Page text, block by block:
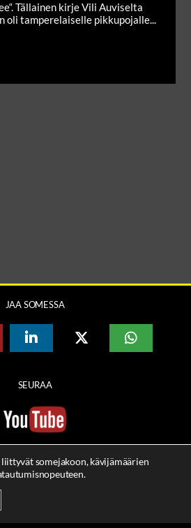
Tällainen kirje Vili Auviselta
oli tamperelaiselle pikkupojalle...
JAA SOMESSA
SEURAA
somejakoon, kävijämäärien